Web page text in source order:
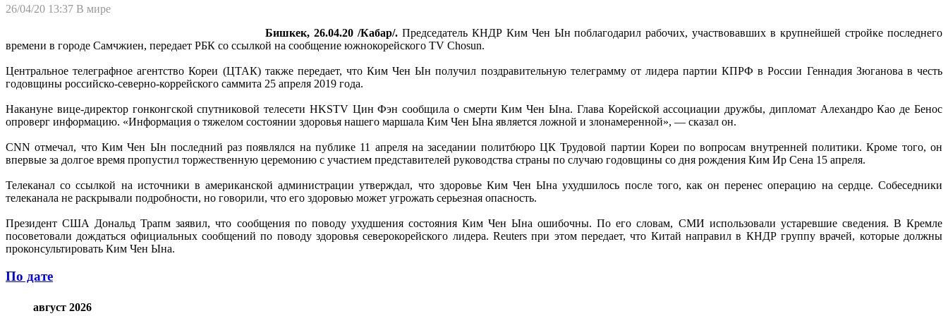
26/04/20 13:37 В мире
Бишкек, 26.04.20 /Кабар/. Председатель КНДР Ким Чен Ын поблагодарил рабочих, участвовавших в крупнейшей стройке последнего
времени в городе Самчжиен, передает РБК со ссылкой на сообщение южнокорейского TV Chosun.
Центральное телеграфное агентство Кореи (ЦТАК) также передает, что Ким Чен Ын получил поздравительную телеграмму от лидера партии КПРФ в России Геннадия Зюганова в честь
годовщины российско-северно-коррейского саммита 25 апреля 2019 года.
Накануне вице-директор гонконгской спутниковой телесети HKSTV Цин Фэн сообщила о смерти Ким Чен Ына. Глава Корейской ассоциации дружбы, дипломат Алехандро Као де Бенос
опроверг информацию. «Информация о тяжелом состоянии здоровья нашего маршала Ким Чен Ына является ложной и злонамеренной», — сказал он.
CNN отмечал, что Ким Чен Ын последний раз появлялся на публике 11 апреля на заседании политбюро ЦК Трудовой партии Кореи по вопросам внутренней политики. Кроме того, он
впервые за долгое время пропустил торжественную церемонию с участием представителей руководства страны по случаю годовщины со дня рождения Ким Ир Сена 15 апреля.
Телеканал со ссылкой на источники в американской администрации утверждал, что здоровье Ким Чен Ына ухудшилось после того, как он перенес операцию на сердце. Собеседники
телеканала не раскрывали подробности, но говорили, что его здоровью может угрожать серьезная опасность.
Президент США Дональд Трапм заявил, что сообщения по поводу ухудшения состояния Ким Чен Ына ошибочны. По его словам, СМИ использовали устаревшие сведения. В Кремле
посоветовали дождаться официальных сообщений по поводу здоровья северокорейского лидера. Reuters при этом передает, что Китай направил в КНДР группу врачей, которые должны
проконсультировать Ким Чен Ына.
По дате
август 2026